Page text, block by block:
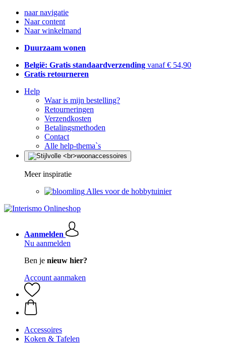
naar navigatie
Naar content
Naar winkelmand
Duurzaam wonen
België: Gratis standaardverzending vanaf € 54,90
Gratis retourneren
Help
Waar is mijn bestelling?
Retourneringen
Verzendkosten
Betalingsmethoden
Contact
Alle help-thema`s
Meer inspiratie
Alles voor de hobbytuinier
Aanmelden
Nu aanmelden
Ben je nieuw hier?
Account aanmaken
Accessoires
Koken & Tafelen